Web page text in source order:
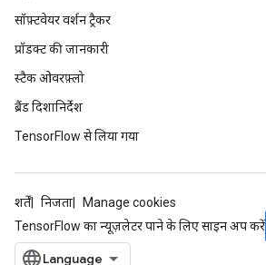
सॉफ़्टवेयर वर्शन ट्रैकर
प्रॉडक्ट की जानकारी
स्टैक ओवरफ़्लो
ब्रैंड दिशानिर्देश
TensorFlow से लिया गया
शर्तें निजता
Manage cookies
TensorFlow का न्यूज़लेटर पाने के लिए साइन अप करें